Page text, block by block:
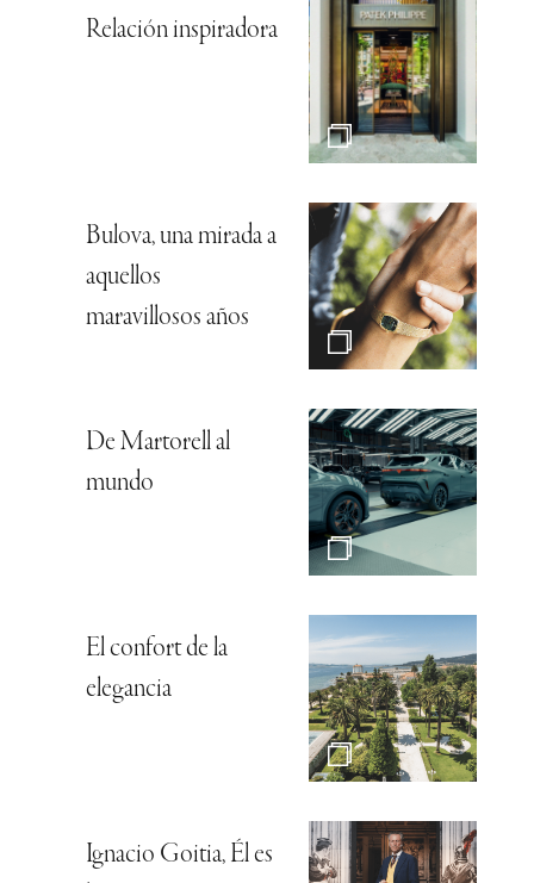
Relación inspiradora
Bulova, una mirada a
aquellos
maravillosos años
De Martorell al
mundo
El confort de la
elegancia
Ignacio Goitia, Él es